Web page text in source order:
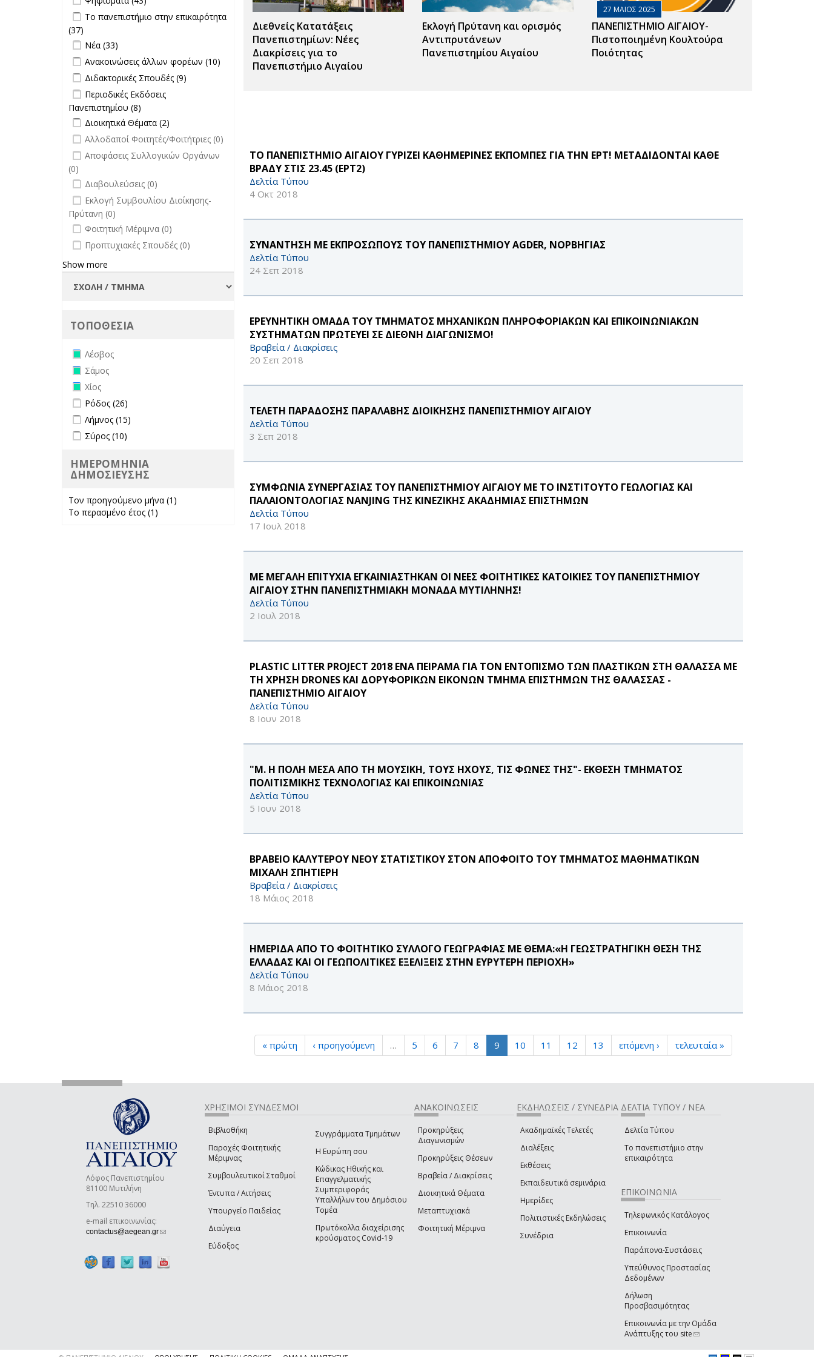
Διεθνείς Κατατάξεις
Πανεπιστημίων: Νέες
Διακρίσεις για το
Πανεπιστήμιο Αιγαίου
Εκλογή Πρύτανη και ορισμός
Αντιπρυτάνεων
Πανεπιστημίου Αιγαίου
27 ΜΑΙΟΣ 2025
ΠΑΝΕΠΙΣΤΗΜΙΟ ΑΙΓΑΙΟΥ-
Πιστοποιημένη Κουλτούρα
Ποιότητας
ΤΟ ΠΑΝΕΠΙΣΤΗΜΙΟ ΑΙΓΑΙΟΥ ΓΥΡΙΖΕΙ ΚΑΘΗΜΕΡΙΝΕΣ ΕΚΠΟΜΠΕΣ ΓΙΑ ΤΗΝ ΕΡΤ! ΜΕΤΑΔΙΔΟΝΤΑΙ ΚΑΘΕ
ΒΡΑΔΥ ΣΤΙΣ 23.45 (ΕΡΤ2)
Δελτία Τύπου
4 Οκτ 2018
ΣΥΝΑΝΤΗΣΗ ΜΕ ΕΚΠΡΟΣΩΠΟΥΣ ΤΟΥ ΠΑΝΕΠΙΣΤΗΜΙΟΥ AGDER, ΝΟΡΒΗΓΙΑΣ
Δελτία Τύπου
24 Σεπ 2018
ΕΡΕΥΝΗΤΙΚΗ ΟΜΑΔΑ ΤΟΥ ΤΜΗΜΑΤΟΣ ΜΗΧΑΝΙΚΩΝ ΠΛΗΡΟΦΟΡΙΑΚΩΝ ΚΑΙ ΕΠΙΚΟΙΝΩΝΙΑΚΩΝ
ΣΥΣΤΗΜΑΤΩΝ ΠΡΩΤΕΥΕΙ ΣΕ ΔΙΕΘΝΗ ΔΙΑΓΩΝΙΣΜΟ!
Βραβεία / Διακρίσεις
20 Σεπ 2018
TΕΛΕΤΗ ΠΑΡΑΔΟΣΗΣ ΠΑΡΑΛΑΒΗΣ ΔΙΟΙΚΗΣΗΣ ΠΑΝΕΠΙΣΤΗΜΙΟΥ ΑΙΓΑΙΟΥ
Δελτία Τύπου
3 Σεπ 2018
ΣΥΜΦΩΝΙΑ ΣΥΝΕΡΓΑΣΙΑΣ ΤΟΥ ΠΑΝΕΠΙΣΤΗΜΙΟΥ ΑΙΓΑΙΟΥ ΜΕ ΤΟ ΙΝΣΤΙΤΟΥΤΟ ΓΕΩΛΟΓΙΑΣ ΚΑΙ
ΠΑΛΑΙΟΝΤΟΛΟΓΙΑΣ NANJING ΤΗΣ ΚΙΝΕΖΙΚΗΣ ΑΚΑΔΗΜΙΑΣ ΕΠΙΣΤΗΜΩΝ
Δελτία Τύπου
17 Ιουλ 2018
ΜΕ ΜΕΓΑΛΗ ΕΠΙΤΥΧΙΑ ΕΓΚΑΙΝΙΑΣΤΗΚΑΝ ΟΙ ΝΕΕΣ ΦΟΙΤΗΤΙΚΕΣ ΚΑΤΟΙΚΙΕΣ ΤΟΥ ΠΑΝΕΠΙΣΤΗΜΙΟΥ
ΑΙΓΑΙΟΥ ΣΤΗΝ ΠΑΝΕΠΙΣΤΗΜΙΑΚΗ ΜΟΝΑΔΑ ΜΥΤΙΛΗΝΗΣ!
Δελτία Τύπου
2 Ιουλ 2018
PLASTIC LITTER PROJECT 2018 ΕΝΑ ΠΕΙΡΑΜΑ ΓΙΑ ΤΟΝ ΕΝΤΟΠΙΣΜΟ ΤΩΝ ΠΛΑΣΤΙΚΩΝ ΣΤΗ ΘΑΛΑΣΣΑ ΜΕ
ΤΗ ΧΡΗΣΗ DRONES ΚΑΙ ΔΟΡΥΦΟΡΙΚΩΝ ΕΙΚΟΝΩΝ ΤΜΗΜΑ ΕΠΙΣΤΗΜΩΝ ΤΗΣ ΘΑΛΑΣΣΑΣ -
ΠΑΝΕΠΙΣΤΗΜΙΟ ΑΙΓΑΙΟΥ
Δελτία Τύπου
8 Ιουν 2018
"Μ. Η ΠΟΛΗ ΜΕΣΑ ΑΠΟ ΤΗ ΜΟΥΣΙΚΗ, ΤΟΥΣ ΗΧΟΥΣ, ΤΙΣ ΦΩΝΕΣ ΤΗΣ"- ΕΚΘΕΣΗ ΤΜΗΜΑΤΟΣ
ΠΟΛΙΤΙΣΜΙΚΗΣ ΤΕΧΝΟΛΟΓΙΑΣ ΚΑΙ ΕΠΙΚΟΙΝΩΝΙΑΣ
Δελτία Τύπου
5 Ιουν 2018
ΒΡΑΒΕΙΟ ΚΑΛΥΤΕΡΟΥ ΝΕΟΥ ΣΤΑΤΙΣΤΙΚΟΥ ΣΤΟΝ ΑΠΟΦΟΙΤΟ ΤΟΥ ΤΜΗΜΑΤΟΣ ΜΑΘΗΜΑΤΙΚΩΝ
ΜΙΧΑΛΗ ΣΠΗΤΙΕΡΗ
Βραβεία / Διακρίσεις
18 Μάιος 2018
ΗΜΕΡΙΔΑ ΑΠΟ ΤΟ ΦΟΙΤΗΤΙΚΟ ΣΥΛΛΟΓΟ ΓΕΩΓΡΑΦΙΑΣ ΜΕ ΘΕΜΑ:«Η ΓΕΩΣΤΡΑΤΗΓΙΚΗ ΘΕΣΗ ΤΗΣ
ΕΛΛΑΔΑΣ ΚΑΙ ΟΙ ΓΕΩΠΟΛΙΤΙΚΕΣ ΕΞΕΛΙΞΕΙΣ ΣΤΗΝ ΕΥΡΥΤΕΡΗ ΠΕΡΙΟΧΗ»
Δελτία Τύπου
8 Μάιος 2018
« πρώτη ‹ προηγούμενη … 5 6 7 8 9 10 11 12 13 επόμενη › τελευταία »
filter
Apply Το πανεπιστήμιο στην
επικαιρότητα filter
Το πανεπιστήμιο στην επικαιρότητα
(37)
επικαιρότητα filter
Apply Νέα filter
Νέα (33)
Apply Ανακοινώσεις άλλων φορέων
filter
Ανακοινώσεις άλλων φορέων (10)
Ανακοινώσεις
Apply Διδακτορικές Σπουδές filter
Διδακτορικές Σπουδές (9)
Apply Περιοδικές Εκδόσεις
Πανεπιστημίου filter
Περιοδικές Εκδόσεις
Πανεπιστημίου (8)
Εκδόσεις
Πανεπιστημίου filter
Apply Διοικητικά Θέματα filter
Διοικητικά Θέματα (2)
undefined
Αλλοδαποί Φοιτητές/Φοιτήτριες (0)
undefined
Αποφάσεις Συλλογικών Οργάνων
(0)
undefined
Διαβουλεύσεις (0)
undefined
Εκλογή Συμβουλίου Διοίκησης-
Πρύτανη (0)
undefined
Φοιτητική Μέριμνα (0)
undefined
Προπτυχιακές Σπουδές (0)
Show more
ΤΟΠΟΘΕΣΙΑ
Remove Λέσβος filter
Λέσβος
Remove Σάμος filter
Σάμος
Remove Χίος filter
Χίος
Apply Ρόδος filter
Ρόδος (26)
Apply Λήμνος filter
Λήμνος (15)
Apply Σύρος filter
Σύρος (10)
ΗΜΕΡΟΜΗΝΙΑ
ΔΗΜΟΣΙΕΥΣΗΣ
Τον προηγούμενο μήνα (1)
Το περασμένο έτος (1)
Λόφος Πανεπιστημίου
81100 Μυτιλήνη
Τηλ. 22510 36000
e-mail επικοινωνίας:
contactus@aegean.gr(link sends e-mail)
ΧΡΗΣΙΜΟΙ ΣΥΝΔΕΣΜΟΙ
Βιβλιοθήκη
Παροχές Φοιτητικής
Μέριμνας
Συμβουλευτικοί Σταθμοί
Έντυπα / Αιτήσεις
Υπουργείο Παιδείας
Διαύγεια
Εύδοξος
Συγγράμματα Τμημάτων
Η Ευρώπη σου
Κώδικας Ηθικής και
Επαγγελματικής
Συμπεριφοράς
Υπαλλήλων του Δημόσιου
Τομέα
Πρωτόκολλα διαχείρισης
κρούσματος Covid-19
ΑΝΑΚΟΙΝΩΣΕΙΣ
Προκηρύξεις
Διαγωνισμών
Προκηρύξεις Θέσεων
Βραβεία / Διακρίσεις
Διοικητικά Θέματα
Μεταπτυχιακά
Φοιτητική Μέριμνα
ΕΚΔΗΛΩΣΕΙΣ / ΣΥΝΕΔΡΙΑ
Ακαδημαϊκές Τελετές
Διαλέξεις
Εκθέσεις
Εκπαιδευτικά σεμινάρια
Ημερίδες
Πολιτιστικές Εκδηλώσεις
Συνέδρια
ΔΕΛΤΙΑ ΤΥΠΟΥ / ΝΕΑ
Δελτία Τύπου
Το πανεπιστήμιο στην
επικαιρότητα
ΕΠΙΚΟΙΝΩΝΙΑ
Τηλεφωνικός Κατάλογος
Επικοινωνία
Παράπονα-Συστάσεις
Υπεύθυνος Προστασίας
Δεδομένων
Δήλωση
Προσβασιμότητας
Επικοινωνία με την Ομάδα
Ανάπτυξης του site(link sends e-mail)